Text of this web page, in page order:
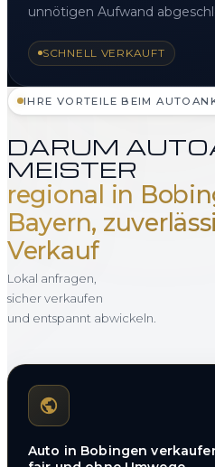
unnötigen Aufwand
SCHNELL VERKAUFT
IHRE VORTEILE BEIM
DARUM
MEISTER
regional in
Bayern,
Verkauf
Lokal anfragen,
sicher verkaufen
und entspannt abwickeln.
Auto in Bobingen